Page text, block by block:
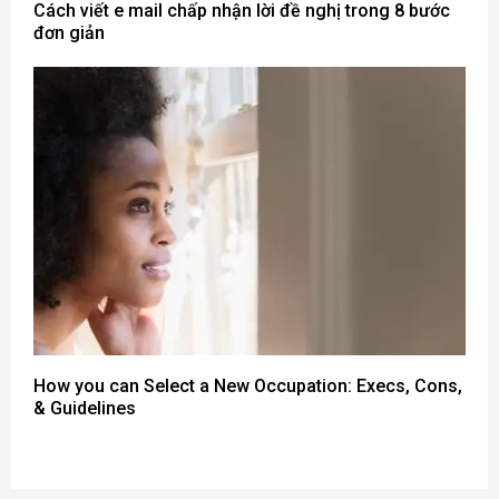
Cách viết e mail chấp nhận lời đề nghị trong 8 bước
đơn giản
How you can Select a New Occupation: Execs, Cons,
& Guidelines